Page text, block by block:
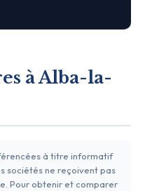
à Alba-la-
à titre informatif
sociétés ne reçoivent pas
Pour obtenir et comparer